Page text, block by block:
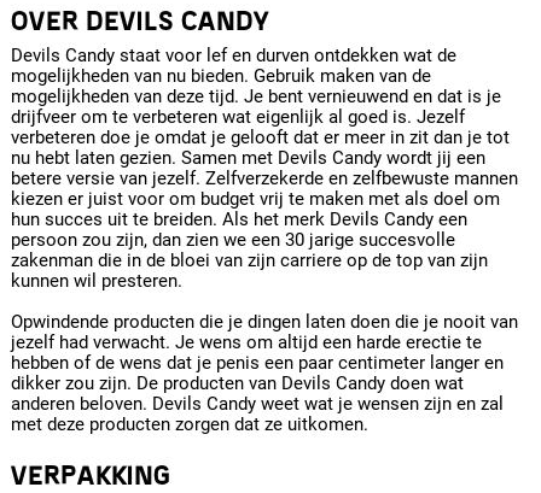
OVER DEVILS CANDY
Devils Candy staat voor lef en durven ontdekken wat de
mogelijkheden van nu bieden. Gebruik maken van de
mogelijkheden van deze tijd. Je bent vernieuwend en dat is je
drijfveer om te verbeteren wat eigenlijk al goed is. Jezelf
verbeteren doe je omdat je gelooft dat er meer in zit dan je tot
nu hebt laten gezien. Samen met Devils Candy wordt jij een
betere versie van jezelf. Zelfverzekerde en zelfbewuste mannen
kiezen er juist voor om budget vrij te maken met als doel om
hun succes uit te breiden. Als het merk Devils Candy een
persoon zou zijn, dan zien we een 30 jarige succesvolle
zakenman die in de bloei van zijn carriere op de top van zijn
kunnen wil presteren.
Opwindende producten die je dingen laten doen die je nooit van
jezelf had verwacht. Je wens om altijd een harde erectie te
hebben of de wens dat je penis een paar centimeter langer en
dikker zou zijn. De producten van Devils Candy doen wat
anderen beloven. Devils Candy weet wat je wensen zijn en zal
met deze producten zorgen dat ze uitkomen.
VERPAKKING